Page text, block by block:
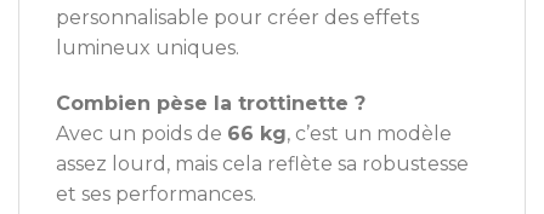
personnalisable pour créer des effets
lumineux uniques.
Combien pèse la trottinette ?
Avec un poids de 66 kg, c’est un modèle
assez lourd, mais cela reflète sa robustesse
et ses performances.